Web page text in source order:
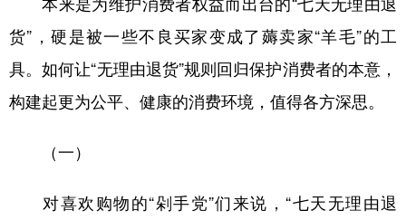
城市 旅游 能源 会展
彩票 娱乐 时尚 悦读
公益 一带一路 亚太网 上市公司
地方频道
货”，硬是被一些不良买家变成了薅卖家“羊毛”的工
具。如何让“无理由退货”规则回归保护消费者的本意，
构建起更为公平、健康的消费环境，值得各方深思。
（一）
对喜欢购物的“剁手党”们来说，“七天无理由退